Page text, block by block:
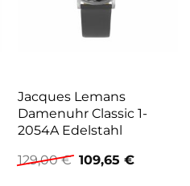
Jacques Lemans
Damenuhr Classic 1-
2054A Edelstahl
129,00€ Ursprünglicher
Preis
109,65 €